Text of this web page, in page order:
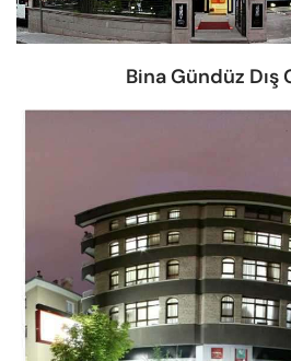
Bina Gündüz Dış